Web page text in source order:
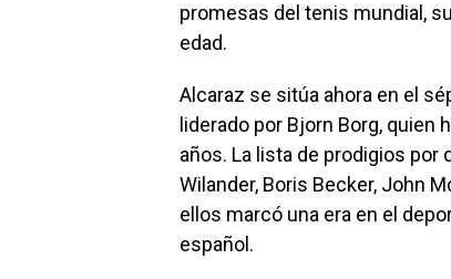
promesas del tenis mundial,
edad.
Alcaraz se sitúa ahora en el
liderado por Bjorn Borg,
años. La lista de prodigios
Wilander, Boris Becker, John
ellos marcó una era en el
español.